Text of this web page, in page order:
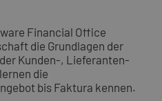
Financial Office
die Grundlagen der
Kunden-, Lieferanten-
die
bis Faktura kennen.